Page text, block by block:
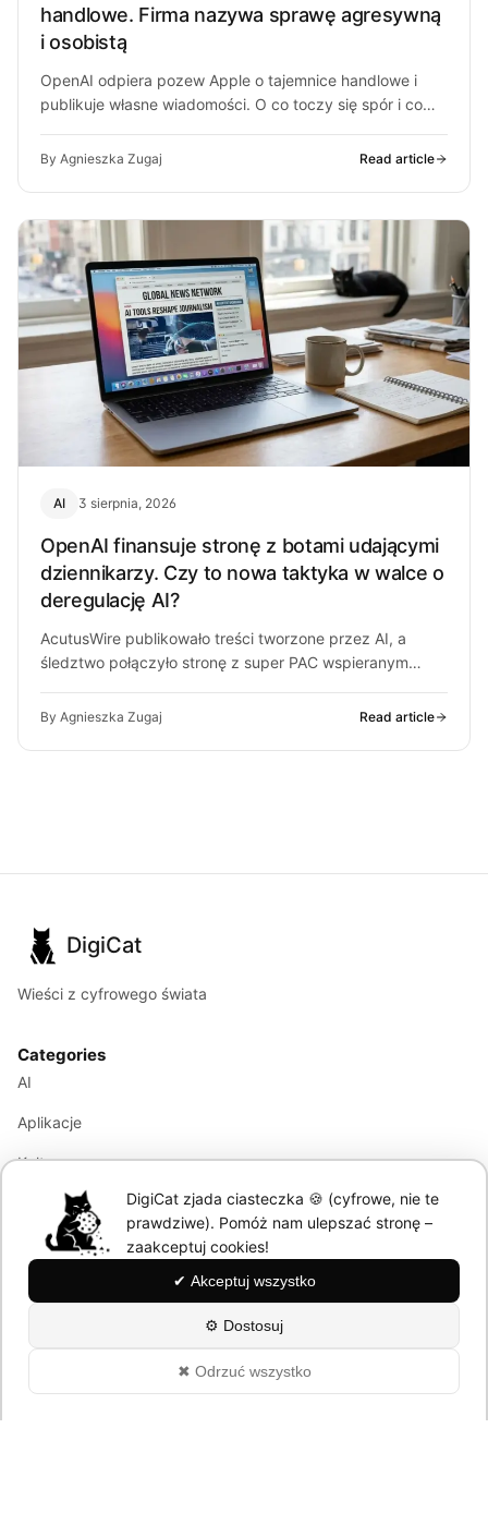
handlowe. Firma nazywa sprawę agresywną
i osobistą
OpenAI odpiera pozew Apple o tajemnice handlowe i
publikuje własne wiadomości. O co toczy się spór i co
By Agnieszka Zugaj Read article
AI 3 sierpnia, 2026
OpenAI finansuje stronę z botami udającymi
dziennikarzy. Czy to nowa taktyka w walce o
deregulację AI?
AcutusWire publikowało treści tworzone przez AI, a
śledztwo połączyło stronę z super PAC wspieranym
By Agnieszka Zugaj Read article
DigiCat
Wieści z cyfrowego świata
Categories
AI
Aplikacje
Kultura
Marketing
Modele językowe
About
Polityka Prywatności
DigiCat zjada ciasteczka 🍪 (cyfrowe, nie te
prawdziwe). Pomóż nam ulepszać stronę –
zaakceptuj cookies!
✔ Akceptuj wszystko
⚙ Dostosuj
✖ Odrzuć wszystko